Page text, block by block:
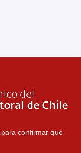
confirmar que